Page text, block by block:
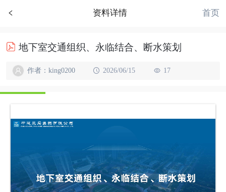
资料详情 首页
地下室交通组织、永临结合、断水策划
作者：king0200 2026/06/15 17